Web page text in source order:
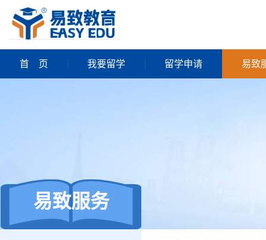
首 页 我要留学 留学申请 易致
易致服务